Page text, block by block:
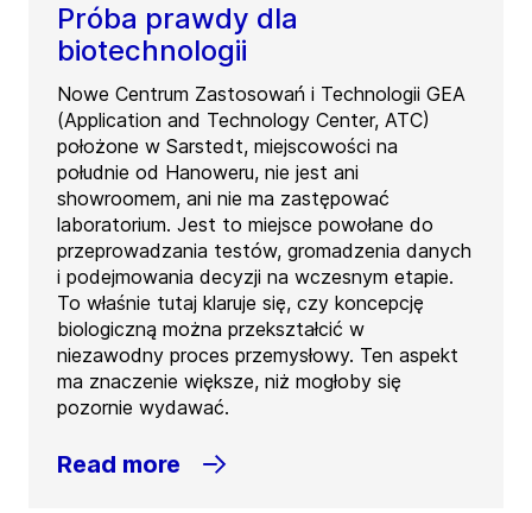
Próba prawdy dla
biotechnologii
Nowe Centrum Zastosowań i Technologii GEA
(Application and Technology Center, ATC)
położone w Sarstedt, miejscowości na
południe od Hanoweru, nie jest ani
showroomem, ani nie ma zastępować
laboratorium. Jest to miejsce powołane do
przeprowadzania testów, gromadzenia danych
i podejmowania decyzji na wczesnym etapie.
To właśnie tutaj klaruje się, czy koncepcję
biologiczną można przekształcić w
niezawodny proces przemysłowy. Ten aspekt
ma znaczenie większe, niż mogłoby się
pozornie wydawać.
Read more